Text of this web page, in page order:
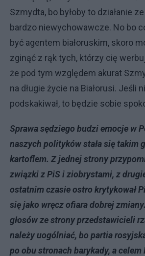
Szmydta, bo byłoby to działanie
bardzo niewychowawcze. No bo
być agentem białoruskim, skoro
zginąć z rąk tych, którzy cię
że pod tym względem akurat
na długie życie na Białorusi. Jeśli
podskakiwał, to będzie sobie
Sprawa sędziego budzi emocje w
naszych polityków stała się takim
kartoflem. Z jednej strony
związki z PiS i ziobrystami, z
ostatnim czasie ostro krytykował
się jako wręcz ofiara dobrej
głosów ze strony przedstawicieli
należy uogólniać, bo partia
po obu stronach barykady, a celem